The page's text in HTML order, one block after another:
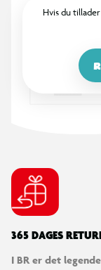
Hvis du
365 DAGES
I BR er det